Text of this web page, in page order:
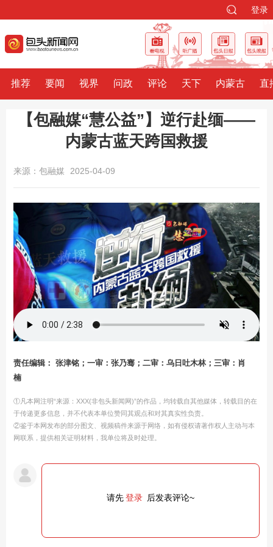
登录
推荐 要闻 视界 问政 评论 天下 内蒙古 直
【包融媒“慧公益”】逆行赴缅——
内蒙古蓝天跨国救援
来源：包融媒 2025-04-09
责任编辑： 张津铭；一审：张乃骞；二审：乌日吐木林；三审：肖
楠
①凡本网注明“来源：XXX(非包头新闻网)”的作品，均转载自其他媒体，转载目的在
于传递更多信息，并不代表本单位赞同其观点和对其真实性负责。
②鉴于本网发布的部分图文、视频稿件来源于网络，如有侵权请著作权人主动与本
网联系，提供相关证明材料，我单位将及时处理。
请先登录 后发表评论~